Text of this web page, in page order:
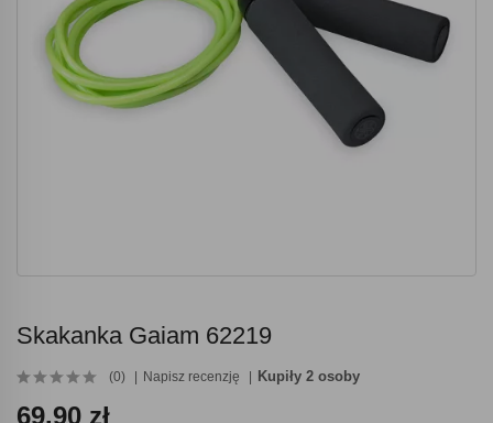
Skakanka Gaiam 62219
(0) Napisz recenzję Kupiły 2 osoby
69.90 zł